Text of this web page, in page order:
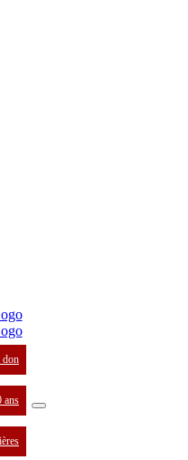
don
ans